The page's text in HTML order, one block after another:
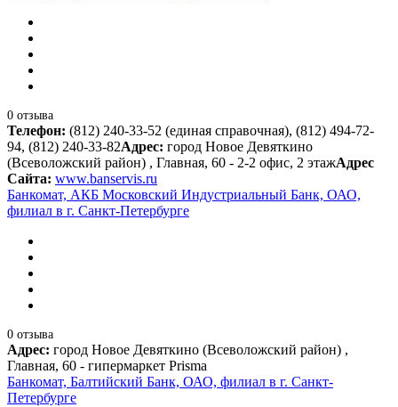
0 отзыва
Телефон: (812) 240-33-52 (единая справочная), (812) 494-72-
94, (812) 240-33-82Адрес: город Новое Девяткино
(Всеволожский район) , Главная, 60 - 2-2 офис, 2 этажАдрес
Сайта: www.banservis.ru
Банкомат, АКБ Московский Индустриальный Банк, ОАО,
филиал в г. Санкт-Петербурге
0 отзыва
Адрес: город Новое Девяткино (Всеволожский район) ,
Главная, 60 - гипермаркет Prisma
Банкомат, Балтийский Банк, ОАО, филиал в г. Санкт-
Петербурге